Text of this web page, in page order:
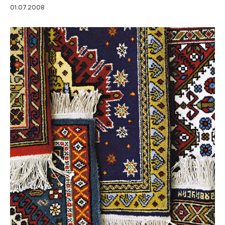
01.07.2008